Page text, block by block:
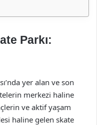
Parkı:
yer alan ve son
merkezi haline
ve aktif yaşam
haline gelen skate